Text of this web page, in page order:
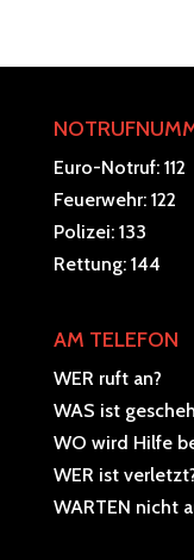
Euro-Notruf: 112
Feuerwehr: 122
Polizei: 133
Rettung: 144
AM TELEFON
WER ruft an?
WAS ist
WO wird Hilfe
WER ist
WARTEN nicht